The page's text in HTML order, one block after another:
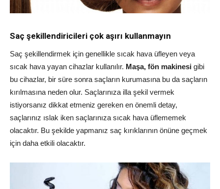
Saç şekillendiricileri çok aşırı kullanmayın
Saç şekillendirmek için genellikle sıcak hava üfleyen veya
sıcak hava yayan cihazlar kullanılır. Maşa, fön makinesi gibi
bu cihazlar, bir süre sonra saçların kurumasına bu da saçların
kırılmasına neden olur. Saçlarınıza illa şekil vermek
istiyorsanız dikkat etmeniz gereken en önemli detay,
saçlarınız ıslak iken saçlarınıza sıcak hava üflememek
olacaktır. Bu şekilde yapmanız saç kırıklarının önüne geçmek
için daha etkili olacaktır.